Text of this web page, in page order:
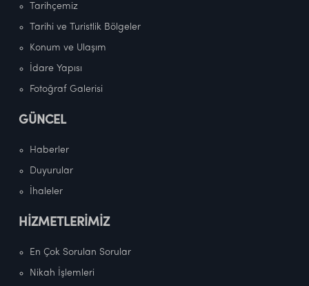
Tarihçemiz
Tarihi ve Turistlik Bölgeler
Konum ve Ulaşım
İdare Yapısı
Fotoğraf Galerisi
GÜNCEL
Haberler
Duyurular
İhaleler
HİZMETLERİMİZ
En Çok Sorulan Sorular
Nikah İşlemleri